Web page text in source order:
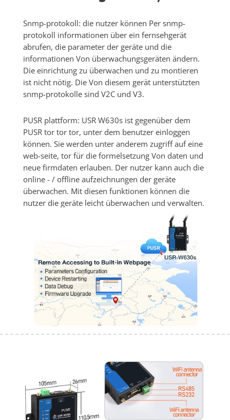
Snmp-protokoll: die nutzer können Per snmp-
protokoll informationen über ein fernsehgerät
abrufen, die parameter der geräte und die
informationen Von überwachungsgeräten ändern.
Die einrichtung zu überwachen und zu montieren
ist nicht nötig. Die Von diesem gerät unterstützten
snmp-protokolle sind V2C und V3.
PUSR plattform: USR W630s ist gegenüber dem
PUSR tor tor tor, unter dem benutzer einloggen
können. Sie werden unter anderem zugriff auf eine
web-seite, tor für die formelsetzung Von daten und
neue firmdaten erlauben. Der nutzer kann auch die
online - / offline aufzeichnungen der geräte
überwachen. Mit diesen funktionen können die
nutzer die geräte leicht überwachen und verwalten.